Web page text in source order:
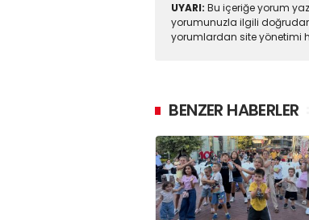
UYARI: Bu içeriğe yorum
yorumunuzla ilgili
yorumlardan site yönetimi
BENZER HABERLER